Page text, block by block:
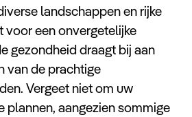
landschappen en rijke
voor een onvergetelijke
gezondheid draagt bij aan
van de prachtige
Vergeet niet om uw
plannen, aangezien sommige